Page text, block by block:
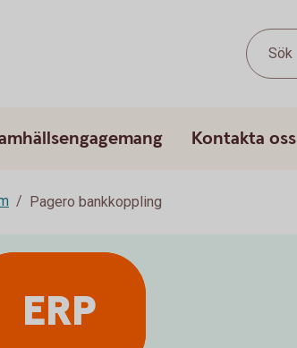
Sök
Kontakta oss
Pagero bankkoppling
ERP